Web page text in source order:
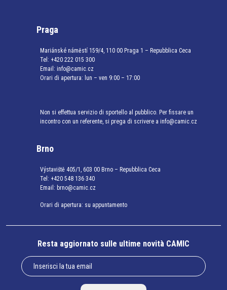
Praga
Mariánské náměstí 159/4, 110 00 Praga 1 – Repubblica Ceca
Tel: +420 222 015 300
Email: info@camic.cz
Orari di apertura: lun – ven 9:00 – 17:00
Non si effettua servizio di sportello al pubblico. Per fissare un
incontro con un referente, si prega di scrivere a info@camic.cz
Brno
Výstaviště 405/1, 603 00 Brno – Repubblica Ceca
Tel: +420 548 136 340
Email: brno@camic.cz
Orari di apertura: su appuntamento
Resta aggiornato sulle ultime novità CAMIC